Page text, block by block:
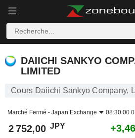
DAIICHI SANKYO
LIMITED
Cours Daiichi Sankyo Company,
Marché Fermé - Japan Exchange 08:30:00
2 752,00 JPY